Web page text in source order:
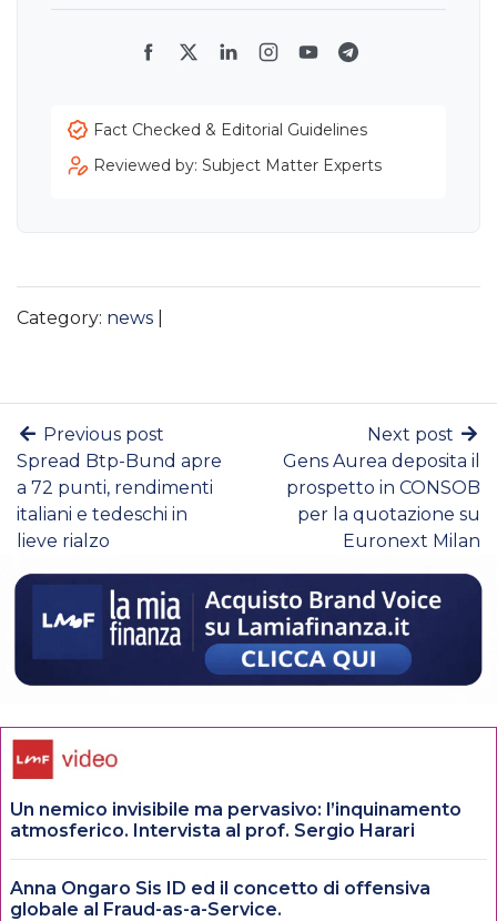
Facebook
TwitterLinkedInInstagram
YouTubeTelegram
Fact Checked & Editorial Guidelines
Reviewed by: Subject Matter Experts
Category: news
Previous post
Spread Btp-Bund apre
a 72 punti, rendimenti
italiani e tedeschi in
lieve rialzo
Next post
Gens Aurea deposita il
prospetto in CONSOB
per la quotazione su
Euronext Milan
Un nemico invisibile ma pervasivo: l’inquinamento
atmosferico. Intervista al prof. Sergio Harari
Anna Ongaro Sis ID ed il concetto di offensiva
globale al Fraud-as-a-Service.